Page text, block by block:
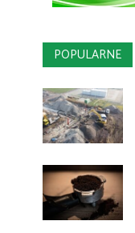
POPULARNE